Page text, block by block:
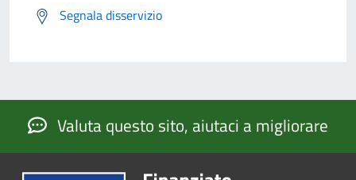
Segnala disservizio
Valuta questo sito, aiutaci a migliorare